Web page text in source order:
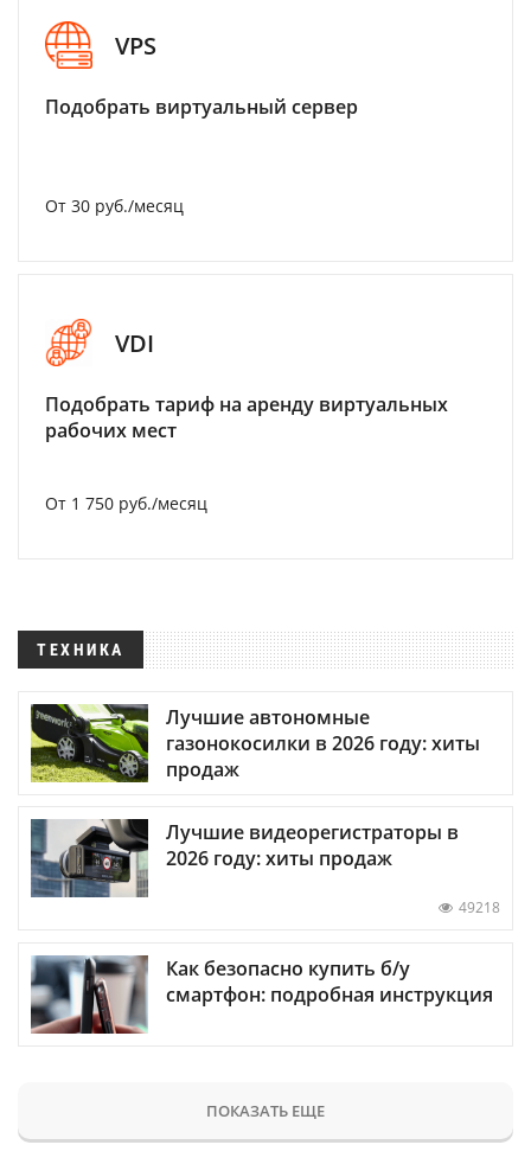
VPS
Подобрать виртуальный сервер
От 30 руб./месяц
VDI
Подобрать тариф на аренду виртуальных
рабочих мест
От 1 750 руб./месяц
ТЕХНИКА
Лучшие автономные
газонокосилки в 2026 году: хиты
продаж
Лучшие видеорегистраторы в
2026 году: хиты продаж
49218
Как безопасно купить б/у
смартфон: подробная инструкция
ПОКАЗАТЬ ЕЩЕ